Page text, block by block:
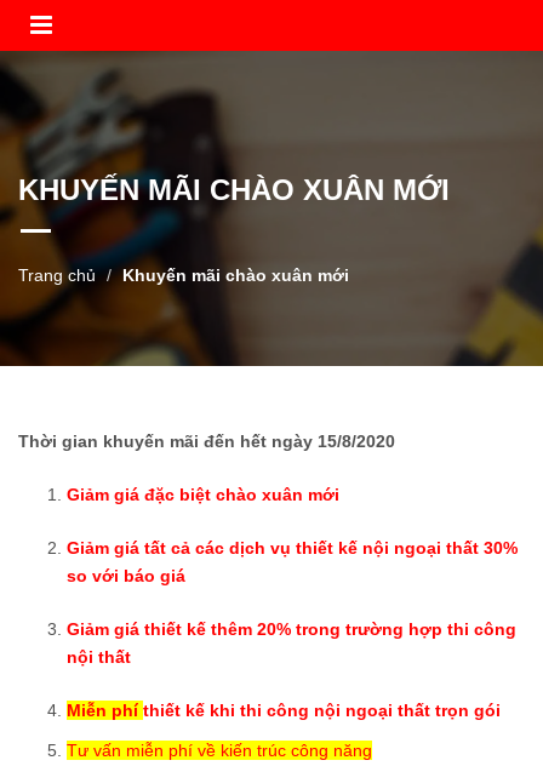
KHUYẾN MÃI CHÀO XUÂN MỚI
Trang chủ Khuyến mãi chào xuân mới
Thời gian khuyến mãi đến hết ngày 15/8/2020
Giảm giá đặc biệt chào xuân mới
Giảm giá tất cả các dịch vụ thiết kế nội ngoại thất 30%
so với báo giá
Giảm giá thiết kế thêm 20% trong trường hợp thi công
nội thất
Miễn phí thiết kế khi thi công nội ngoại thất trọn gói
Tư vấn miễn phí về kiến trúc công năng